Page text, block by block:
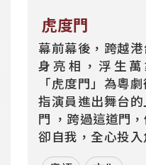
虎度門
幕前幕後，跨越
身亮相，浮生
「虎度門」為粵
指演員進出舞台
門 ，跨過這道門
卻自我，全心投
而在現實生活中